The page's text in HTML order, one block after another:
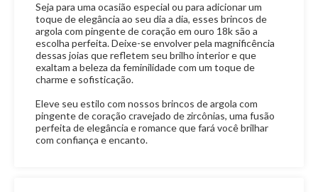
Seja para uma ocasião especial ou para adicionar um
toque de elegância ao seu dia a dia, esses brincos de
argola com pingente de coração em ouro 18k são a
escolha perfeita. Deixe-se envolver pela magnificência
dessas joias que refletem seu brilho interior e que
exaltam a beleza da feminilidade com um toque de
charme e sofisticação.
Eleve seu estilo com nossos brincos de argola com
pingente de coração cravejado de zircônias, uma fusão
perfeita de elegância e romance que fará você brilhar
com confiança e encanto.